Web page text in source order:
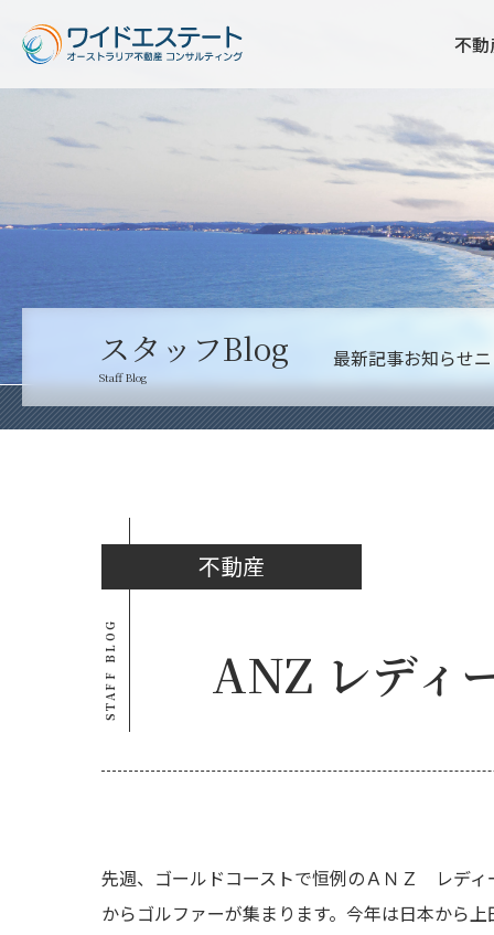
不
スタッフBlog
Staff Blog
最新記事お知らせ
不動産
STAFF BLOG ANZ レデ
先週、ゴールドコーストで恒例のＡＮＺ レディ
からゴルファーが集まります。今年は日本から